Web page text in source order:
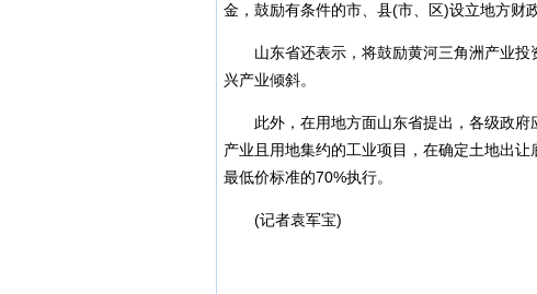
金，鼓励有条件的市、县(市、区)设立地方财
山东省还表示，将鼓励黄河三角洲产业投
兴产业倾斜。
此外，在用地方面山东省提出，各级政府
产业且用地集约的工业项目，在确定土地出
最低价标准的70%执行。
(记者袁军宝)